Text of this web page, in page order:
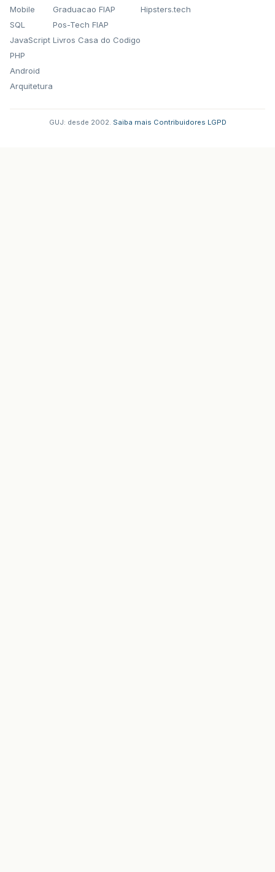
Mobile
SQL
JavaScript
PHP
Android
Arquitetura
Graduacao FIAP
Pos-Tech FIAP
Livros Casa do Codigo
Hipsters.tech
GUJ: desde 2002. Saiba mais Contribuidores LGPD